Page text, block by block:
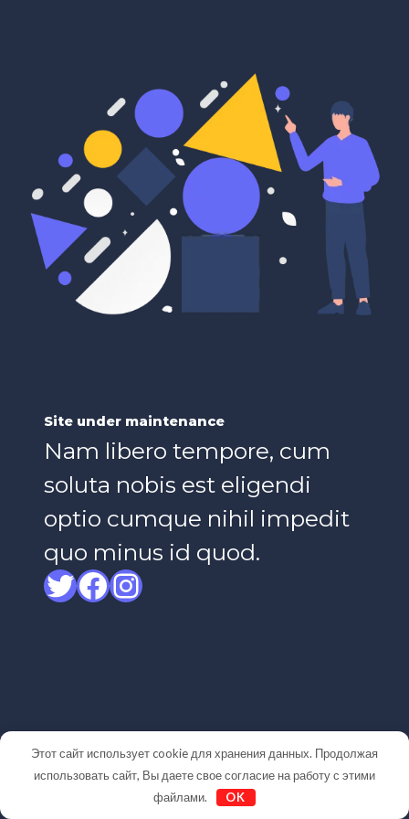
Site under maintenance
Nam libero tempore, cum
soluta nobis est eligendi
optio cumque nihil impedit
quo minus id quod.
Twitter
Facebook
Instagram
Этот сайт использует cookie для хранения данных. Продолжая
использовать сайт, Вы даете свое согласие на работу с этими
файлами.
OK